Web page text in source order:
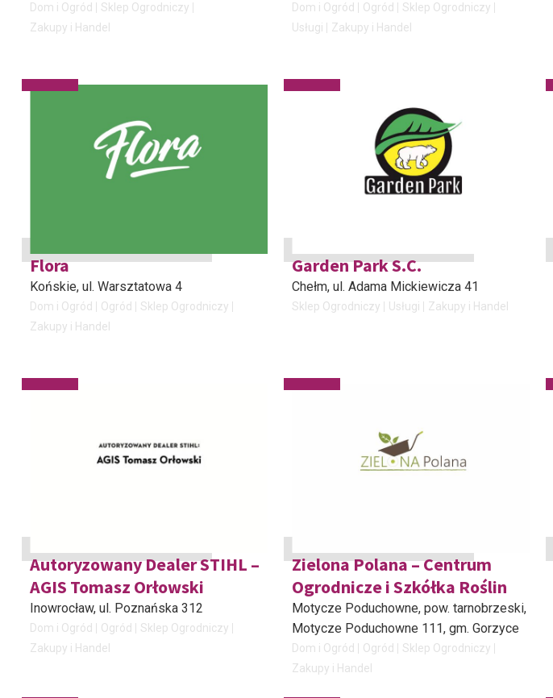
Dom i Ogród
Sklep Ogrodniczy
Zakupy i Handel
Dom i Ogród Ogród
Sklep Ogrodniczy
Usługi
Zakupy i Handel
Flora
Końskie, ul. Warsztatowa 4
Dom i Ogród Ogród
Sklep Ogrodniczy
Zakupy i Handel
Garden Park S.C.
Chełm, ul. Adama Mickiewicza 41
Sklep Ogrodniczy Usługi Zakupy i Handel
Autoryzowany Dealer STIHL –
AGIS Tomasz Orłowski
Inowrocław, ul. Poznańska 312
Dom i Ogród Ogród
Sklep Ogrodniczy
Zakupy i Handel
Zielona Polana – Centrum
Ogrodnicze i Szkółka Roślin
Motycze Poduchowne, pow. tarnobrzeski,
Motycze Poduchowne 111, gm. Gorzyce
Dom i Ogród Ogród
Sklep Ogrodniczy
Zakupy i Handel